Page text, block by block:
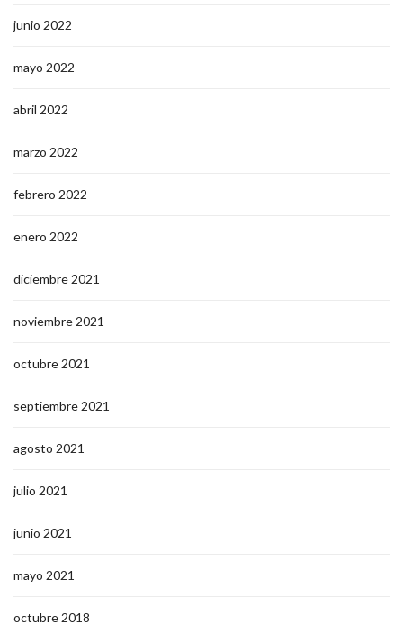
junio 2022
mayo 2022
abril 2022
marzo 2022
febrero 2022
enero 2022
diciembre 2021
noviembre 2021
octubre 2021
septiembre 2021
agosto 2021
julio 2021
junio 2021
mayo 2021
octubre 2018